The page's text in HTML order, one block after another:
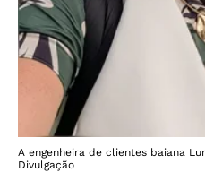
A engenheira de clientes baiana
Divulgação